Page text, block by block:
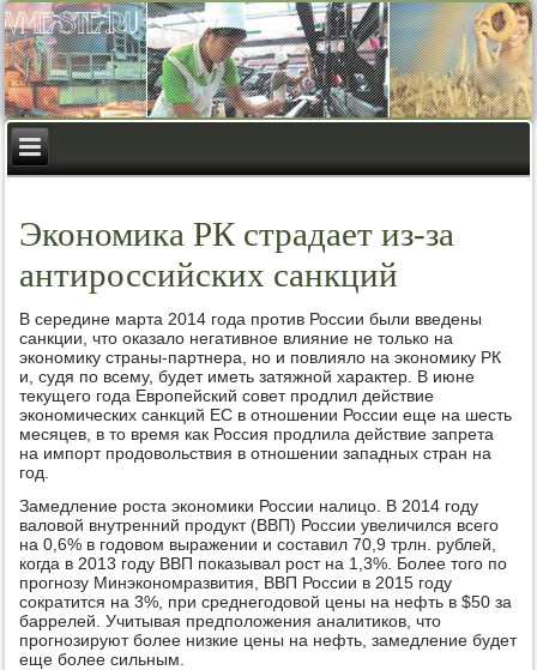
Экономика РК страдает из-за
антироссийских санкций
В середине марта 2014 года против России были введены
санкции, что оказало негативное влияние не только на
экономику страны-партнера, но и повлияло на экономику РК
и, судя по всему, будет иметь затяжной характер. В июне
текущего года Европейский совет продлил действие
экономических санкций ЕС в отношении России еще на шесть
месяцев, в то время как Россия продлила действие запрета
на импорт продовольствия в отношении западных стран на
год.
Замедление роста экономики России налицо. В 2014 году
валовой внутренний продукт (ВВП) России увеличился всего
на 0,6% в годовом выражении и составил 70,9 трлн. рублей,
когда в 2013 году ВВП показывал рост на 1,3%. Более того по
прогнозу Минэкономразвития, ВВП России в 2015 году
сократится на 3%, при среднегодовой цены на нефть в $50 за
баррелей. Учитывая предположения аналитиков, что
прогнозируют более низкие цены на нефть, замедление будет
еще более сильным.